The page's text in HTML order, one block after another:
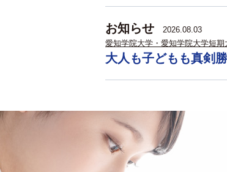
お知らせ
2026.08.03
愛知学院大学・愛知学院大学短期
大人も子どもも真剣